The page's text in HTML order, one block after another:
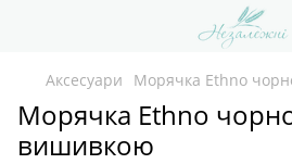
Аксесуари Морячка Ethno
Морячка Ethno
вишивкою